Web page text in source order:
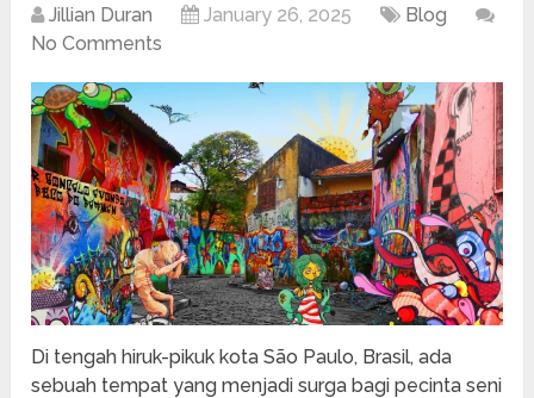
Jillian Duran January 26, 2025
Blog
No Comments
Di tengah hiruk-pikuk kota São Paulo, Brasil, ada
sebuah tempat yang menjadi surga bagi pecinta seni